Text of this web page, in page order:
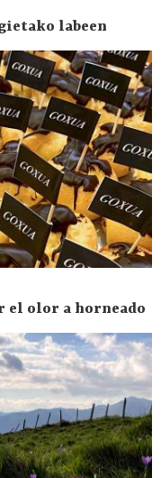
labeen
el olor a horneado